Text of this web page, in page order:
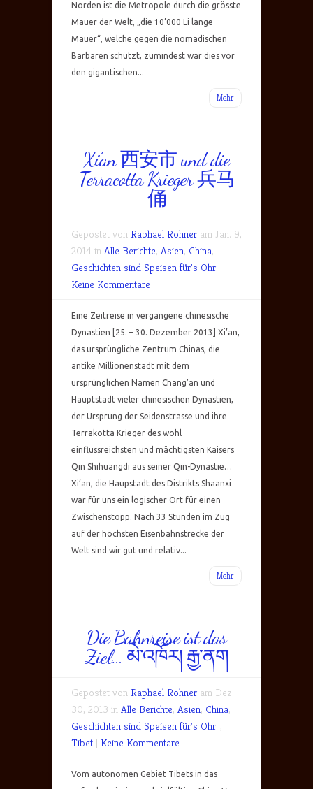
Norden ist die Metropole durch die grösste
Mauer der Welt, „die 10’000 Li lange
Mauer“, welche gegen die nomadischen
Barbaren schützt, zumindest war dies vor
den gigantischen...
Mehr
Xi’an 西安市 und die
Terracotta Krieger 兵马
俑
Gepostet von Raphael Rohner am Jan. 9,
2014 in Alle Berichte, Asien, China,
Geschichten sind Speisen für's Ohr.. |
Keine Kommentare
Eine Zeitreise in vergangene chinesische
Dynastien [25. – 30. Dezember 2013] Xi’an,
das ursprüngliche Zentrum Chinas, die
antike Millionenstadt mit dem
ursprünglichen Namen Chang’an und
Hauptstadt vieler chinesischen Dynastien,
der Ursprung der Seidenstrasse und ihre
Terrakotta Krieger des wohl
einflussreichsten und mächtigsten Kaisers
Qin Shihuangdi aus seiner Qin-Dynastie…
Xi’an, die Haupstadt des Distrikts Shaanxi
war für uns ein logischer Ort für einen
Zwischenstopp. Nach 33 Stunden im Zug
auf der höchsten Eisenbahnstrecke der
Welt sind wir gut und relativ...
Mehr
Die Bahnreise ist das
Ziel… མེ་འཁོར། རྒྱ་ནག
Gepostet von Raphael Rohner am Dez.
30, 2013 in Alle Berichte, Asien, China,
Geschichten sind Speisen für's Ohr..,
Tibet | Keine Kommentare
Vom autonomen Gebiet Tibets in das